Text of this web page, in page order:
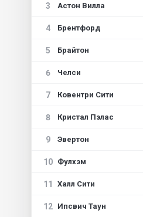
3 Астон Вилла
4 Брентфорд
5 Брайтон
6 Челси
7 Ковентри Сити
8 Кристал Пэлас
9 Эвертон
10 Фулхэм
11 Халл Сити
12 Ипсвич Таун